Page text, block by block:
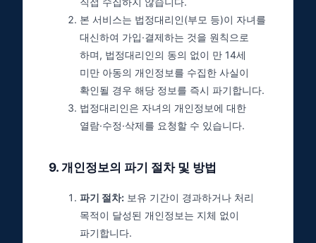
본 서비스는 법정대리인(부모 등)이 자녀를
대신하여 가입·결제하는 것을 원칙으로
하며, 법정대리인의 동의 없이 만 14세
미만 아동의 개인정보를 수집한 사실이
확인될 경우 해당 정보를 즉시 파기합니다.
법정대리인은 자녀의 개인정보에 대한
열람·수정·삭제를 요청할 수 있습니다.
9. 개인정보의 파기 절차 및 방법
파기 절차: 보유 기간이 경과하거나 처리
목적이 달성된 개인정보는 지체 없이
파기합니다.